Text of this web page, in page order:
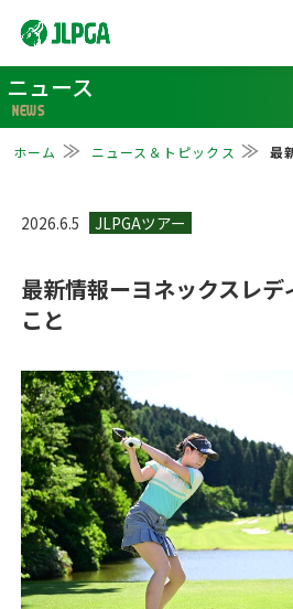
ニュース
NEWS
ホーム ニュース＆トピックス 最
2026.6.5
最新情報ーヨネックスレデ
こと